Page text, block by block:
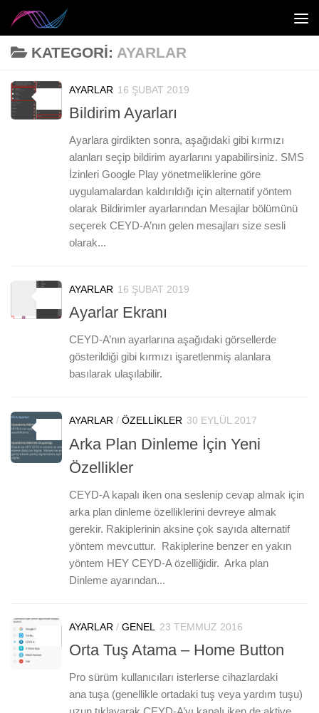
Skip to content
KATEGORI: AYARLAR
AYARLAR 16 ŞUBAT 2019
Bildirim Ayarları
Ayarlara girdikten sonra, aşağıdaki gibi kırmızı
alanları seçip bildirim ayarlarını yapabilirsiniz. SMS
İzinleri Google Play yönetmeliklerine göre
uygulamalardan kaldırıldığı için alternatif yöntem
olarak Bildirimler ayarlarından Mesajlar bölümünü
seçerek CEYD-A’nın gelen mesajları size sesli
olarak...
AYARLAR 16 ŞUBAT 2019
Ayarlar Ekranı
CEYD-A’nın ayarlarına aşağıdaki görsellerde
gösterildiği gibi kırmızı işaretlenmiş alanlara
basılarak ulaşılabilir.
AYARLAR / ÖZELLIKLER 30 EYLÜL 2017
Arka Plan Dinleme İçin Yeni
Özellikler
CEYD-A kapalı iken ona seslenip cevap almak için
arka plan dinleme özelliklerini devreye almak
gerekir. Rakiplerinin aksine çok sayıda alternatif
yöntem mevcuttur. Rakiplerine benzer en yakın
yöntem HEY CEYD-A özelliğidir. Arka plan
Dinleme ayarından...
AYARLAR / GENEL 23 TEMMUZ 2016
Orta Tuş Atama – Home Button
Pro sürüm kullanıcıları isterlerse cihazlardaki
ana tuşa (genellikle ortadaki tuş veya yardım tuşu)